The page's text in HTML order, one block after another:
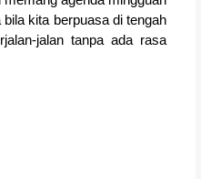
kita berpuasa di tengah
jalan tanpa ada rasa